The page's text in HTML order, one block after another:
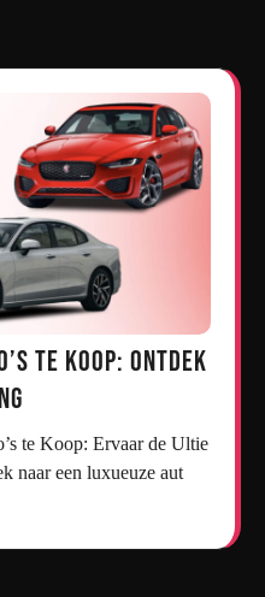
te Koop: Ontdek
naar een luxueuze aut